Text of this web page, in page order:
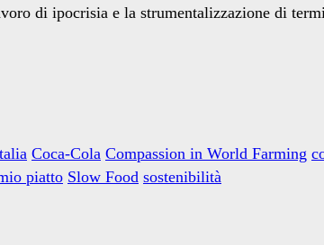
di ipocrisia e la strumentalizzazione di
Coca-Cola Compassion in World Farming
piatto Slow Food sostenibilità